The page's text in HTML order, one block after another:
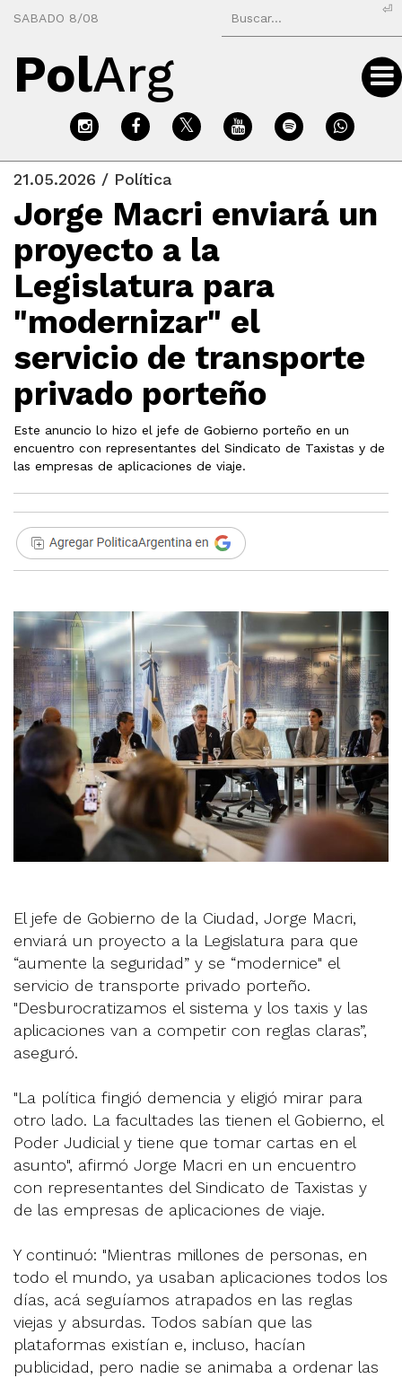
SABADO 8/08
⏎
PolArg
21.05.2026 / Política
Jorge Macri enviará un
proyecto a la
Legislatura para
"modernizar" el
servicio de transporte
privado porteño
Este anuncio lo hizo el jefe de Gobierno porteño en un
encuentro con representantes del Sindicato de Taxistas y de
las empresas de aplicaciones de viaje.
El jefe de Gobierno de la Ciudad, Jorge Macri,
enviará un proyecto a la Legislatura para que
“aumente la seguridad” y se “modernice" el
servicio de transporte privado porteño.
"Desburocratizamos el sistema y los taxis y las
aplicaciones van a competir con reglas claras”,
aseguró.
"La política fingió demencia y eligió mirar para
otro lado. La facultades las tienen el Gobierno, el
Poder Judicial y tiene que tomar cartas en el
asunto", afirmó Jorge Macri en un encuentro
con representantes del Sindicato de Taxistas y
de las empresas de aplicaciones de viaje.
Y continuó: "Mientras millones de personas, en
todo el mundo, ya usaban aplicaciones todos los
días, acá seguíamos atrapados en las reglas
viejas y absurdas. Todos sabían que las
plataformas existían e, incluso, hacían
publicidad, pero nadie se animaba a ordenar las